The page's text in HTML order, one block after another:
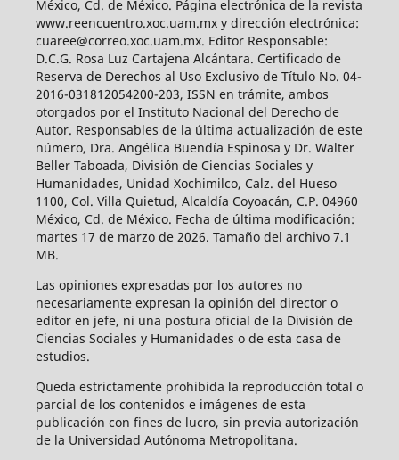
México, Cd. de México. Página electrónica de la revista
www.reencuentro.xoc.uam.mx y dirección electrónica:
cuaree@correo.xoc.uam.mx. Editor Responsable:
D.C.G. Rosa Luz Cartajena Alcántara. Certificado de
Reserva de Derechos al Uso Exclusivo de Título No. 04-
2016-031812054200-203, ISSN en trámite, ambos
otorgados por el Instituto Nacional del Derecho de
Autor. Responsables de la última actualización de este
número, Dra. Angélica Buendía Espinosa y Dr. Walter
Beller Taboada, División de Ciencias Sociales y
Humanidades, Unidad Xochimilco, Calz. del Hueso
1100, Col. Villa Quietud, Alcaldía Coyoacán, C.P. 04960
México, Cd. de México. Fecha de última modificación:
martes 17 de marzo de 2026. Tamaño del archivo 7.1
MB.
Las opiniones expresadas por los autores no
necesariamente expresan la opinión del director o
editor en jefe, ni una postura oficial de la División de
Ciencias Sociales y Humanidades o de esta casa de
estudios.
Queda estrictamente prohibida la reproducción total o
parcial de los contenidos e imágenes de esta
publicación con fines de lucro, sin previa autorización
de la Universidad Autónoma Metropolitana.